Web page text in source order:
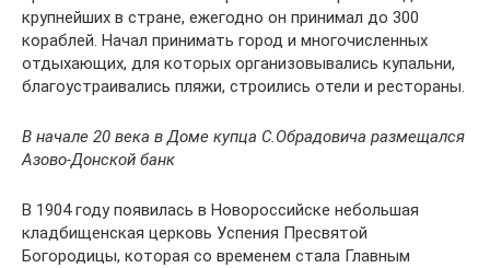
крупнейших в стране, ежегодно он принимал до 300
кораблей. Начал принимать город и многочисленных
отдыхающих, для которых организовывались купальни,
благоустраивались пляжи, строились отели и рестораны.
В начале 20 века в Доме купца С.Обрадовича размещался
Азово-Донской банк
В 1904 году появилась в Новороссийске небольшая
кладбищенская церковь Успения Пресвятой
Богородицы, которая со временем стала Главным